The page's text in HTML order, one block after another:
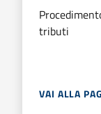
tributi
VAI ALLA